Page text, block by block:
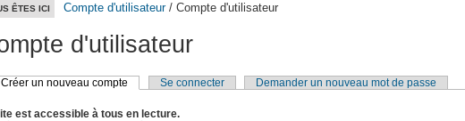
ÊTES ICI Compte d'utilisateur/ Compte d'utilisateur
d'utilisateur
Créer un nouveau compte Se connecter Demander un nouveau mot de passe
est accessible à tous en lecture.